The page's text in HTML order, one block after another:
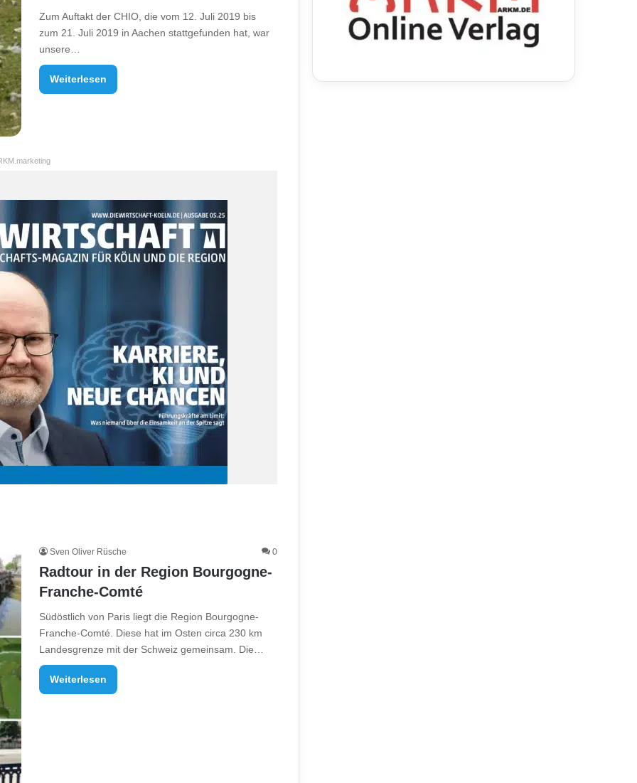
Zum Auftakt der CHIO, die vom 12. Juli 2019 bis
zum 21. Juli 2019 in Aachen stattgefunden hat, war
unsere…
Weiterlesen
Sven Oliver Rüsche 0
Radtour in der Region Bourgogne-
Franche-Comté
Südöstlich von Paris liegt die Region Bourgogne-
Franche-Comté. Diese hat im Osten circa 230 km
Landesgrenze mit der Schweiz gemeinsam. Die…
Weiterlesen